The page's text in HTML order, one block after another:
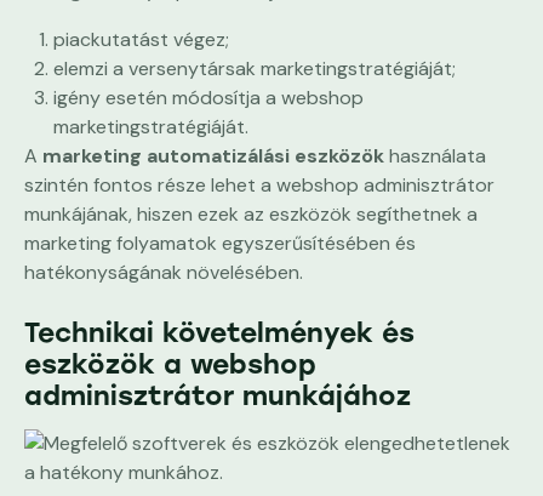
piackutatást végez;
elemzi a versenytársak marketingstratégiáját;
igény esetén módosítja a webshop
marketingstratégiáját.
A marketing automatizálási eszközökhasználata
szintén fontos része lehet a webshop adminisztrátor
munkájának, hiszen ezek az eszközök segíthetnek a
marketing folyamatok egyszerűsítésében és
hatékonyságának növelésében.
Technikai követelmények és
eszközök a webshop
adminisztrátor munkájához